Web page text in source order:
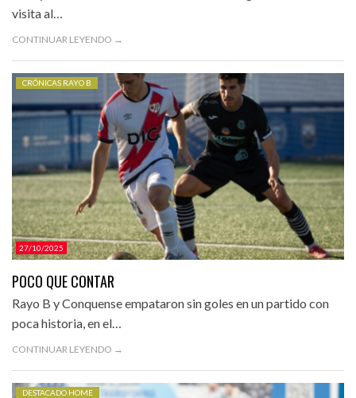
visita al…
CONTINUAR LEYENDO →
27/10/2025
CRÓNICAS RAYO B
POCO QUE CONTAR
Rayo B y Conquense empataron sin goles en un partido con
poca historia, en el…
CONTINUAR LEYENDO →
DESTACADO HOME